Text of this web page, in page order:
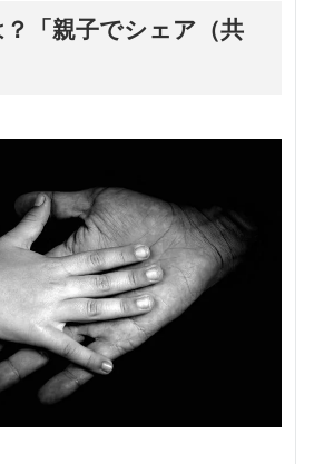
「親子でシェア（共